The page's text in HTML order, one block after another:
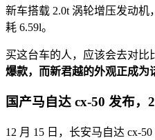
新车搭载 2.0t 涡轮增压发动机
耗 6.59l。
买这台车的人，应该会去对比
爆款，而新君越的外观正成为
国产马自达 cx-50 发布，
12 月 15 日，长安马自达 cx-